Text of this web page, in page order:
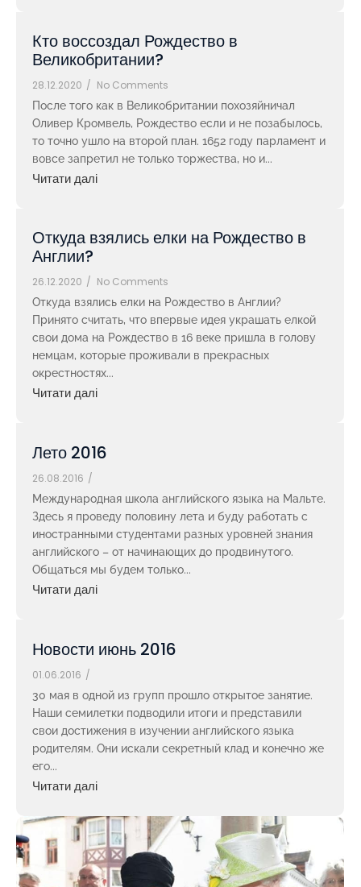
Кто воссоздал Рождество в
Великобритании?
28.12.2020 / No Comments
После того как в Великобритании похозяйничал
Оливер Кромвель, Рождество если и не позабылось,
то точно ушло на второй план. 1652 году парламент и
вовсе запретил не только торжества, но и...
Читати далі
Откуда взялись елки на Рождество в
Англии?
26.12.2020 / No Comments
Откуда взялись елки на Рождество в Англии?
Принято считать, что впервые идея украшать елкой
свои дома на Рождество в 16 веке пришла в голову
немцам, которые проживали в прекрасных
окрестностях...
Читати далі
Лето 2016
26.08.2016 /
Международная школа английского языка на Мальте.
Здесь я проведу половину лета и буду работать с
иностранными студентами разных уровней знания
английского – от начинающих до продвинутого.
Общаться мы будем только...
Читати далі
Новости июнь 2016
01.06.2016 /
30 мая в одной из групп прошло открытое занятие.
Наши семилетки подводили итоги и представили
свои достижения в изучении английского языка
родителям. Они искали секретный клад и конечно же
его...
Читати далі